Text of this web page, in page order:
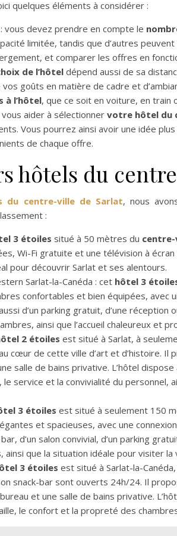
quelques éléments à considérer :
vous devez prendre en compte le
limitée, tandis que d’autres
et comparer les offres en
de l’hôtel dépend aussi de sa
goûts en matière de cadre et
à l’hôtel, que ce soit en voiture, en train
aider à sélectionner votre hôtel du
Vous pourrez ainsi avoir une idée
de chaque offre.
hôtels du
du centre-ville de Sarlat, nous
:
3 étoiles situé à 50 mètres du centre-
Wi-Fi gratuite et une télévision à
pour découvrir Sarlat et ses alentours.
Sarlat-la-Canéda : cet hôtel 3
confortables et bien équipées, avec
d’un parking gratuit, d’une
ainsi que l’accueil chaleureux et
2 étoiles est situé à Sarlat, à
cœur de cette ville d’art et d’histoire. Il
salle de bains privative. L’hôtel
le service et la convivialité du
3 étoiles est situé à seulement 150
et spacieuses, avec une
bar, d’un salon convivial, d’un parking
que la situation idéale pour visiter
3 étoiles est situé à Sarlat-la-
snack-bar sont ouverts 24h/24. Il
et une salle de bains privative.
le confort et la propreté des